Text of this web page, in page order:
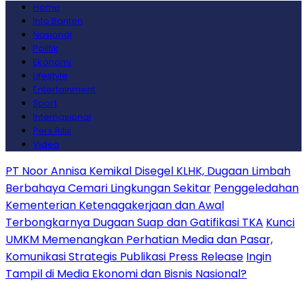
Home
Info Banten
Nasional
Politik
Ekonomi
Lifestyle
Entertainment
Sport
Internasional
Pers Rilis
Video
PT Noor Annisa Kemikal Disegel KLHK, Dugaan Limbah
Berbahaya Cemari Lingkungan Sekitar Penggeledahan
Kementerian Ketenagakerjaan dan Awal
Terbongkarnya Dugaan Suap dan Gatifikasi TKA Kunci
UMKM Memenangkan Perhatian Media dan Pasar,
Komunikasi Strategis Publikasi Press Release Ingin
Tampil di Media Ekonomi dan Bisnis Nasional?